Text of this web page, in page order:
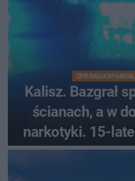
SPRAWA
Kalisz. Bazgrał
ścianach, a w
narkotyki. 15-
ręce